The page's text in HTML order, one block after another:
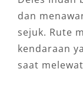
dan
sejuk. Rute
kendaraan
saat